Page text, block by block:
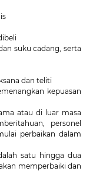
suku cadang, serta
dan teliti
kepuasan
atau di luar masa
personel
perbaikan dalam
satu hingga dua
memperbaiki dan